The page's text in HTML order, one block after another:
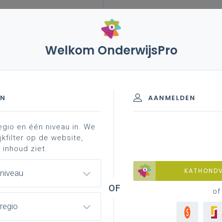
graad
2de graad
verduidelijkt.
Welkom OnderwijsPro
AANMELDEN
of
en één niveau in. We
op de website,
ziet.